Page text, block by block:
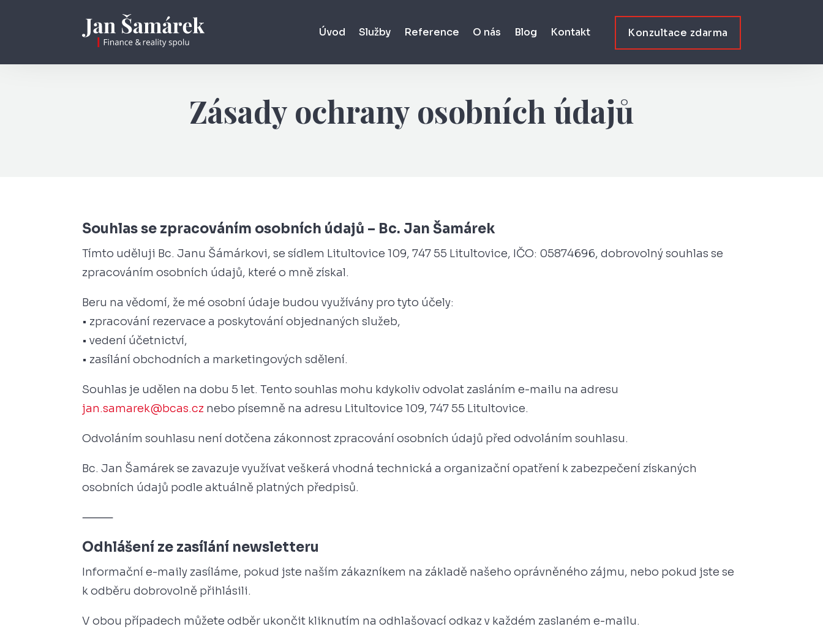
Úvod Služby Reference O nás Blog Kontakt Konzultace zdarma
Zásady ochrany osobních údajů
Souhlas se zpracováním osobních údajů – Bc. Jan Šamárek
Tímto uděluji Bc. Janu Šámárkovi, se sídlem Litultovice 109, 747 55 Litultovice, IČO: 05874696, dobrovolný souhlas se
zpracováním osobních údajů, které o mně získal.
Beru na vědomí, že mé osobní údaje budou využívány pro tyto účely:
• zpracování rezervace a poskytování objednaných služeb,
• vedení účetnictví,
• zasílání obchodních a marketingových sdělení.
Souhlas je udělen na dobu 5 let. Tento souhlas mohu kdykoliv odvolat zasláním e-mailu na adresu
jan.samarek@bcas.cz nebo písemně na adresu Litultovice 109, 747 55 Litultovice.
Odvoláním souhlasu není dotčena zákonnost zpracování osobních údajů před odvoláním souhlasu.
Bc. Jan Šamárek se zavazuje využívat veškerá vhodná technická a organizační opatření k zabezpečení získaných
osobních údajů podle aktuálně platných předpisů.
⸻
Odhlášení ze zasílání newsletteru
Informační e-maily zasíláme, pokud jste naším zákazníkem na základě našeho oprávněného zájmu, nebo pokud jste se
k odběru dobrovolně přihlásili.
V obou případech můžete odběr ukončit kliknutím na odhlašovací odkaz v každém zaslaném e-mailu.